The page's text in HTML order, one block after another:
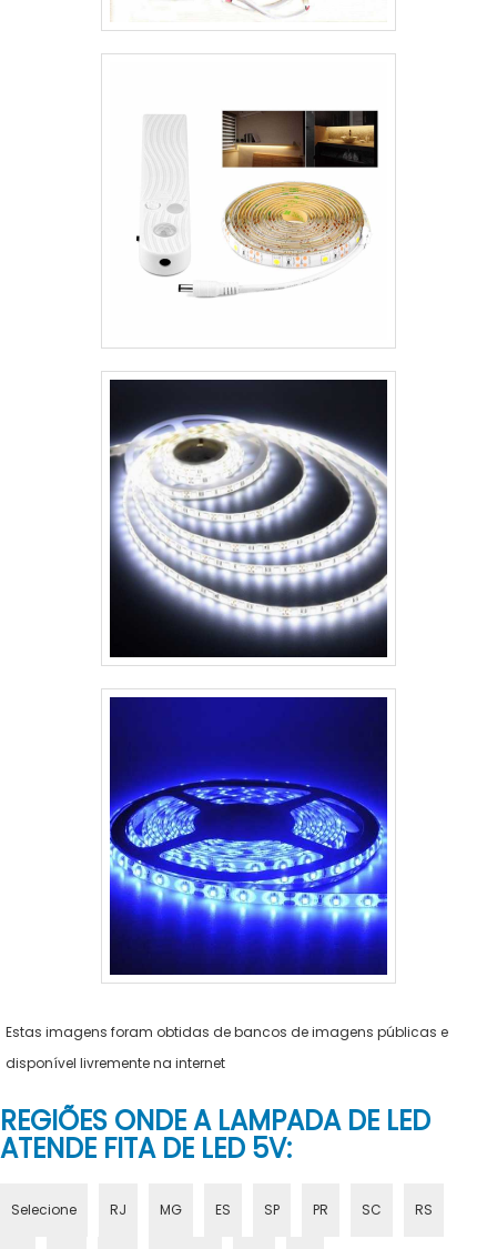
Estas imagens foram obtidas de bancos de imagens públicas e
disponível livremente na internet
REGIÕES ONDE A LAMPADA DE LED
ATENDE FITA DE LED 5V:
Selecione RJ MG ES SP PR SC RS